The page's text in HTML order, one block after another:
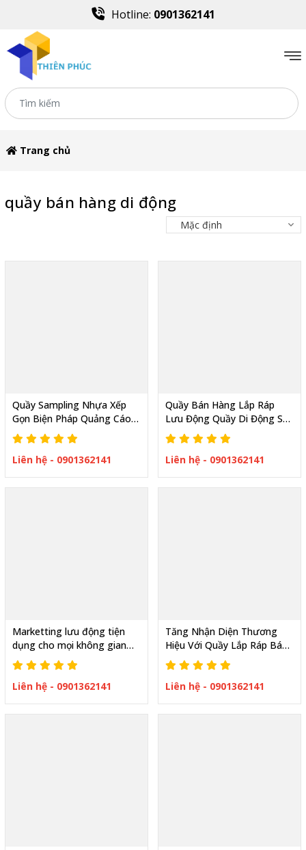
Hotline: 0901362141
Trang chủ
quầy bán hàng di động
Quầy Sampling Nhựa Xếp
Gọn Biện Pháp Quảng Cáo
Tiện Lợi Cho Mọi Sự Kiện
Liên hệ - 0901362141
Quầy Bán Hàng Lắp Ráp
Lưu Động Quầy Di Động Sự
Kiện Sampling Hội Chợ
Liên hệ - 0901362141
Marketting lưu động tiện
dụng cho mọi không gian
quầy nhựa xếp gọn
Liên hệ - 0901362141
Tăng Nhận Diện Thương
Hiệu Với Quầy Lắp Ráp Bán
Hàng Lưu Động Đa Năng
Liên hệ - 0901362141